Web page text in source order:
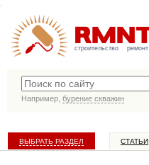
строительство ремонт
Например, бурение скважин
ВЫБРАТЬ РАЗДЕЛ СТАТЬИ